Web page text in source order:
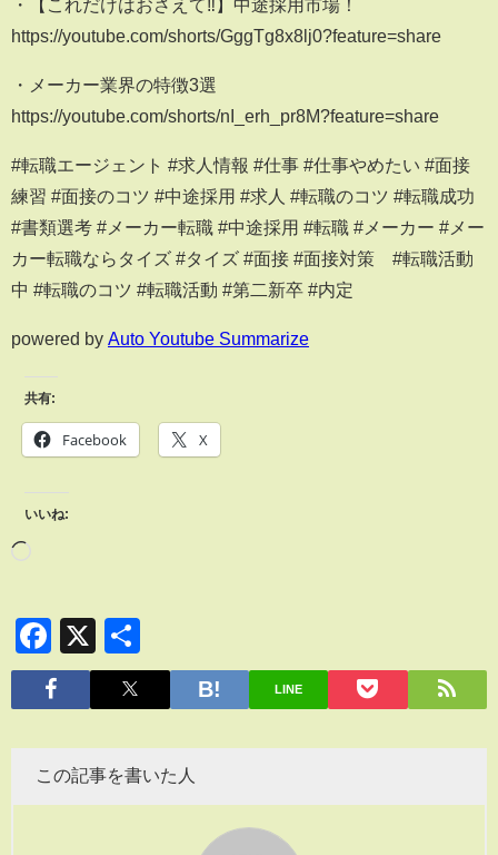
・【これだけはおさえて‼】中途採用市場！
https://youtube.com/shorts/GggTg8x8lj0?feature=share
・メーカー業界の特徴3選
https://youtube.com/shorts/nI_erh_pr8M?feature=share
#転職エージェント #求人情報 #仕事 #仕事やめたい #面接
練習 #面接のコツ #中途採用 #求人 #転職のコツ #転職成功
#書類選考 #メーカー転職 #中途採用 #転職 #メーカー #メー
カー転職ならタイズ #タイズ #面接 #面接対策 #転職活動
中 #転職のコツ #転職活動 #第二新卒 #内定
powered by Auto Youtube Summarize
共有:
Facebook X
いいね:
Facebook
X
有
LINE
この記事を書いた人